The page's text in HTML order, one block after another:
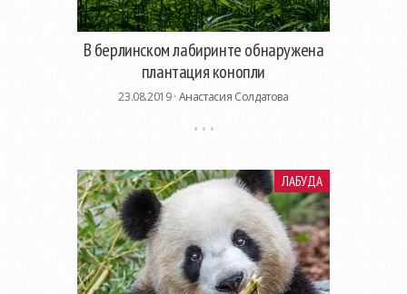
В берлинском лабиринте обнаружена
плантация конопли
23.08.2019 · Анастасия Солдатова
ЛАБУДА